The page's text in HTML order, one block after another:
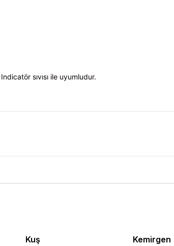
sıvısı ile uyumludur.
Kuş Kemirgen